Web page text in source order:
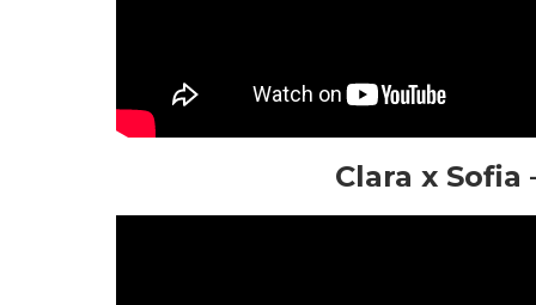
Clara x Sofia